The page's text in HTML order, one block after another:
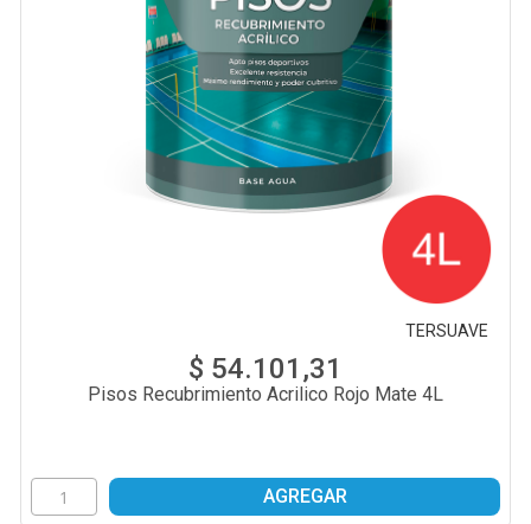
TERSUAVE
$ 54.101,31
Pisos Recubrimiento Acrilico Rojo Mate 4L
AGREGAR